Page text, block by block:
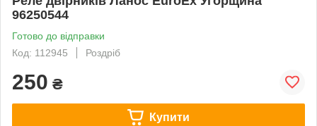
96250544
Готово до відправки
Код: 112945
Роздріб
250 ₴
Купити